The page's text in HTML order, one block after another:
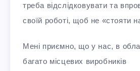
треба відслідковувати та
своїй роботі, щоб не «стояти
Мені приємно, що у нас, в
багато місцевих виробників